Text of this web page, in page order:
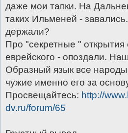
даже мои тапки. На
таких Ильменей -
держали?
Про "секретные " открытия
еврейского - опоздали.
Образный язык все
чужие именно его за
Просвещайтесь: http://
dv.ru/forum/65